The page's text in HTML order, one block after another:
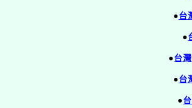
●台
●
●台
●台
●